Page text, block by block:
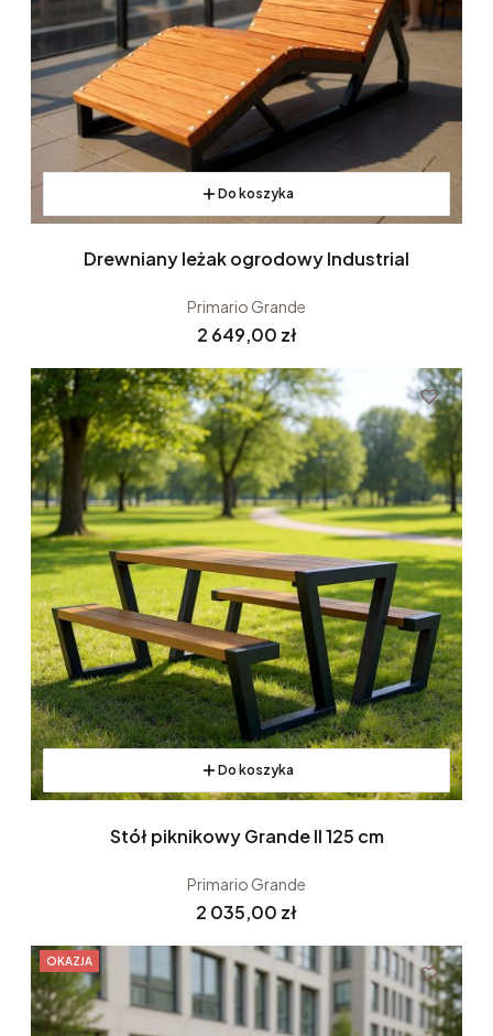
Do koszyka
Drewniany leżak ogrodowy Industrial
Primario Grande
Cena
2 649,00 zł
Do koszyka
Stół piknikowy Grande II 125 cm
Primario Grande
Cena
2 035,00 zł
OKAZJA